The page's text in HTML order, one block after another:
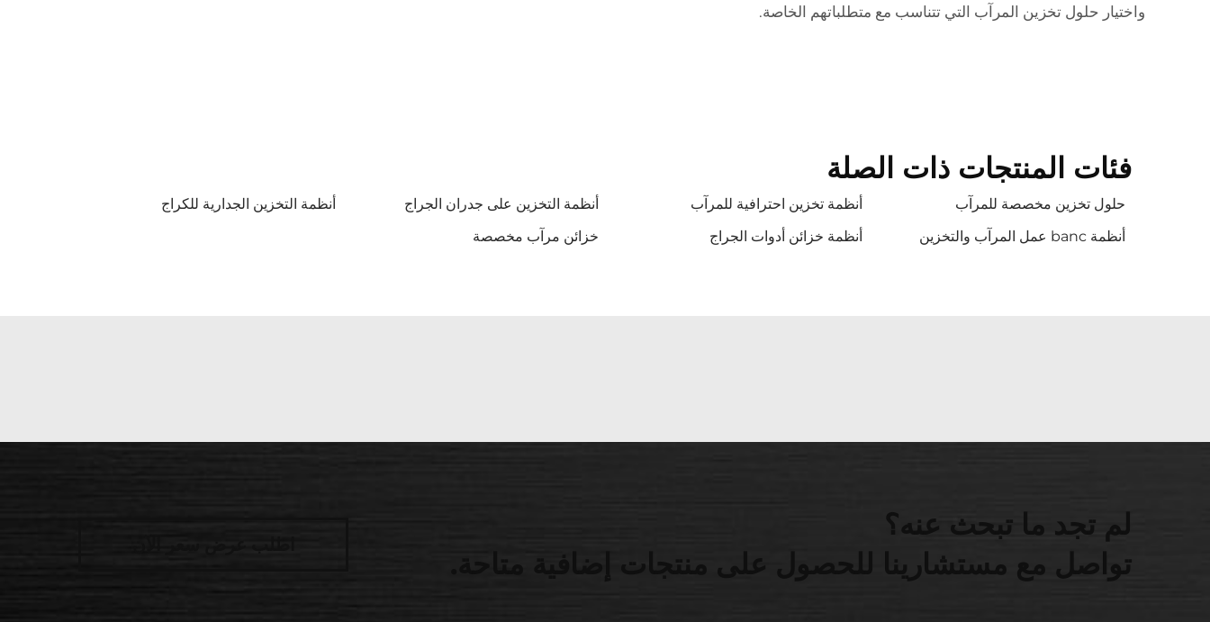
واختيار حلول تخزين المرآب التي تتناسب مع متطلباتهم الخاصة.
فئات المنتجات ذات الصلة
حلول تخزين مخصصة للمرآب أنظمة تخزين احترافية للمرآب أنظمة التخزين على جدران الجراج
أنظمة التخزين الجدارية للكراج
أنظمة banc عمل المرآب والتخزين
أنظمة خزائن أدوات الجراج خزائن مرآب مخصصة
لم تجد ما تبحث عنه؟
تواصل مع مستشارينا للحصول على منتجات إضافية متاحة.